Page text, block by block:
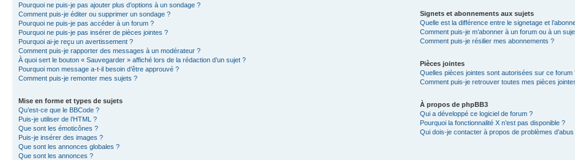
Pourquoi ne puis-je pas ajouter plus d’options à un sondage ?
Comment puis-je éditer ou supprimer un sondage ?
Pourquoi ne puis-je pas accéder à un forum ?
Pourquoi ne puis-je pas insérer de pièces jointes ?
Pourquoi ai-je reçu un avertissement ?
Comment puis-je rapporter des messages à un modérateur ?
À quoi sert le bouton « Sauvegarder » affiché lors de la rédaction d’un sujet ?
Pourquoi mon message a-t-il besoin d’être approuvé ?
Comment puis-je remonter mes sujets ?
Mise en forme et types de sujets
Qu’est-ce que le BBCode ?
Puis-je utiliser de l’HTML ?
Que sont les émoticônes ?
Puis-je insérer des images ?
Que sont les annonces globales ?
Que sont les annonces ?
Signets et abonnements aux sujets
Quelle est la différence entre le signetage et
Comment puis-je m’abonner à un forum ou à un
Comment puis-je résilier mes abonnements ?
Pièces jointes
Quelles pièces jointes sont autorisées sur ce forum
Comment puis-je retrouver toutes mes pièces
À propos de phpBB3
Qui a développé ce logiciel de forum ?
Pourquoi la fonctionnalité X n’est pas disponible ?
Qui dois-je contacter à propos de problèmes